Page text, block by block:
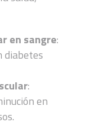
en sangre:
diabetes
:
en